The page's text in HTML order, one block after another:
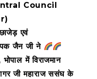
Council
एवं
जैन जी ने
में विराजमान
जी महाराज ससंघ के